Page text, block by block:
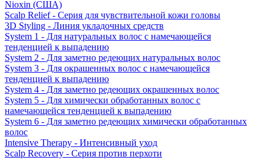
Nioxin (США)
Scalp Relief - Серия для чувствительной кожи головы
3D Styling - Линия укладочных средств
System 1 - Для натуральных волос с намечающейся
тенденцией к выпадению
System 2 - Для заметно редеющих натуральных волос
System 3 - Для окрашенных волос с намечающейся
тенденцией к выпадению
System 4 - Для заметно редеющих окрашенных волос
System 5 - Для химически обработанных волос с
намечающейся тенденцией к выпадению
System 6 - Для заметно редеющих химически обработанных
волос
Intensive Therapy - Интенсивный уход
Scalp Recovery - Серия против перхоти